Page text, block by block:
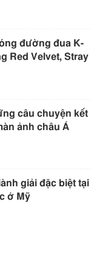
đường đua K-
Red Velvet, Stray
câu chuyện kết
ảnh châu Á
giải đặc biệt tại
ở Mỹ